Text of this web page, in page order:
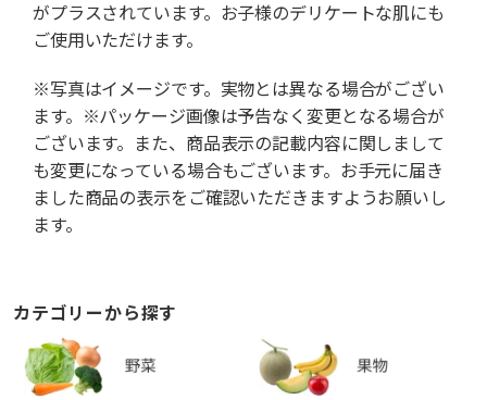
がプラスされています。お子様のデリケートな肌にも
ご使用いただけます。
※写真はイメージです。実物とは異なる場合がござい
ます。※パッケージ画像は予告なく変更となる場合が
ございます。また、商品表示の記載内容に関しまして
も変更になっている場合もございます。お手元に届き
ました商品の表示をご確認いただきますようお願いし
ます。
カテゴリーから探す